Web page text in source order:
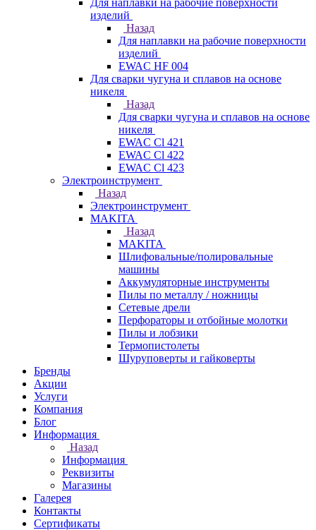
Для наплавки на рабочие поверхности
изделий
Назад
Для наплавки на рабочие поверхности
изделий
EWAC HF 004
Для сварки чугуна и сплавов на основе
никеля
Назад
Для сварки чугуна и сплавов на основе
никеля
EWAC Cl 421
EWAC Cl 422
EWAC Cl 423
Электроинструмент
Назад
Электроинструмент
МAKITA
Назад
МAKITA
Шлифовальные/полировальные
машины
Аккумуляторные инструменты
Пилы по металлу / ножницы
Сетевые дрели
Перфораторы и отбойные молотки
Пилы и лобзики
Термопистолеты
Шуруповерты и гайковерты
Бренды
Акции
Услуги
Компания
Блог
Информация
Назад
Информация
Реквизиты
Магазины
Галерея
Контакты
Сертификаты